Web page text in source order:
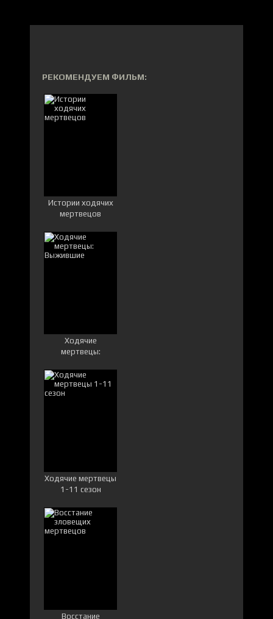
РЕКОМЕНДУЕМ ФИЛЬМ:
Истории ходячих
мертвецов
Ходячие
мертвецы:
Ходячие мертвецы
1-11 сезон
Восстание